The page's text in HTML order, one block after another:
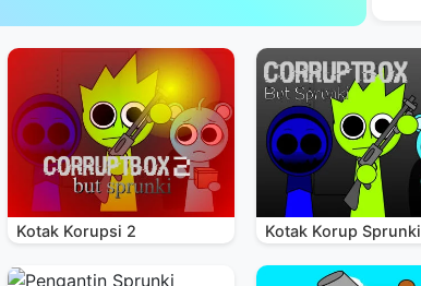
Kotak Korupsi 2 Kotak Korup Sprunki